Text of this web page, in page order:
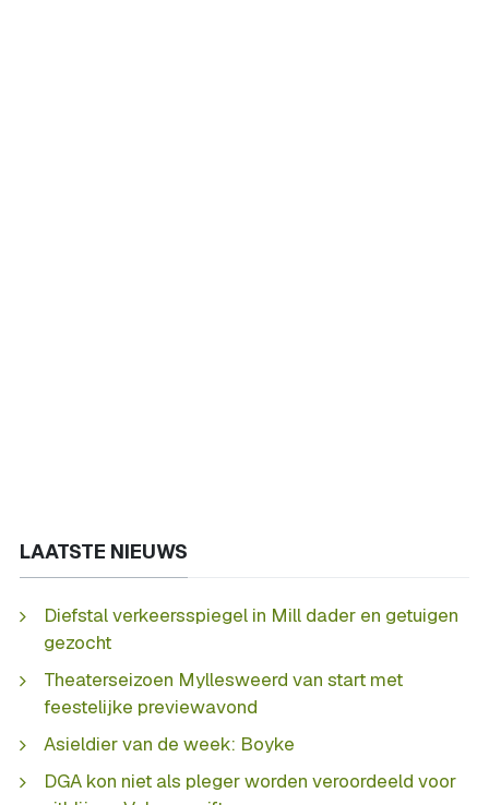
LAATSTE NIEUWS
Diefstal verkeersspiegel in Mill dader en getuigen
gezocht
Theaterseizoen Myllesweerd van start met
feestelijke previewavond
Asieldier van de week: Boyke
DGA kon niet als pleger worden veroordeeld voor